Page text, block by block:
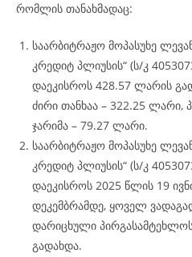
რომლის თანახმადაც:
საარბიტრაჟო მოპასუხე
კრედიტ პლიუსის“ (ს/კ
დაეკისროს 428.57 ლარის
ძირი თანხაა – 322.25 ლარი,
ჯარიმა – 79.27 ლარი.
საარბიტრაჟო მოპასუხე
კრედიტ პლიუსის“ (ს/კ
დაეკისროს 2025 წლის 19
დეკემბრამდე, ყოველ
დარიცხული
გადახდა.